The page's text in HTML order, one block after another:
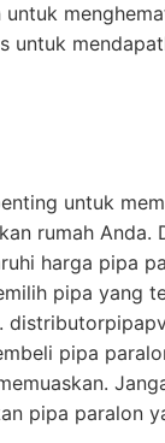
untuk
untuk
rumah Anda.
harga pipa
pipa yang
pipa
pipa paralon